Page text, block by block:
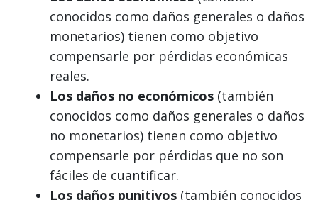
conocidos como daños generales o daños
monetarios) tienen como objetivo
compensarle por pérdidas económicas
reales.
Los daños no económicos (también
conocidos como daños generales o daños
no monetarios) tienen como objetivo
compensarle por pérdidas que no son
fáciles de cuantificar.
Los daños punitivos (también conocidos